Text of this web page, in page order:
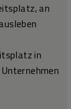
an
in